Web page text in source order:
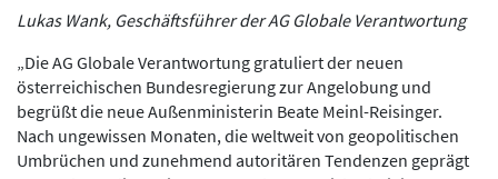
Lukas Wank, Geschäftsführer der AG Globale Verantwortung
„Die AG Globale Verantwortung gratuliert der neuen
österreichischen Bundesregierung zur Angelobung und
begrüßt die neue Außenministerin Beate Meinl-Reisinger.
Nach ungewissen Monaten, die weltweit von geopolitischen
Umbrüchen und zunehmend autoritären Tendenzen geprägt